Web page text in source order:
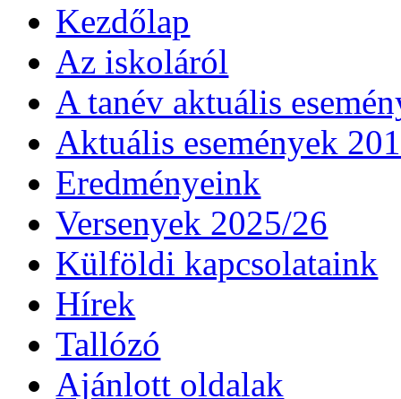
Kezdőlap
Az iskoláról
A tanév aktuális
Aktuális események
Eredményeink
Versenyek 2025/26
Külföldi kapcsolataink
Hírek
Tallózó
Ajánlott oldalak